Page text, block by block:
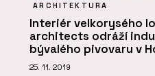
ARCHITEKTURA
Interiér velkorysého
architects odráží
bývalého pivovaru v
25. 11. 2019